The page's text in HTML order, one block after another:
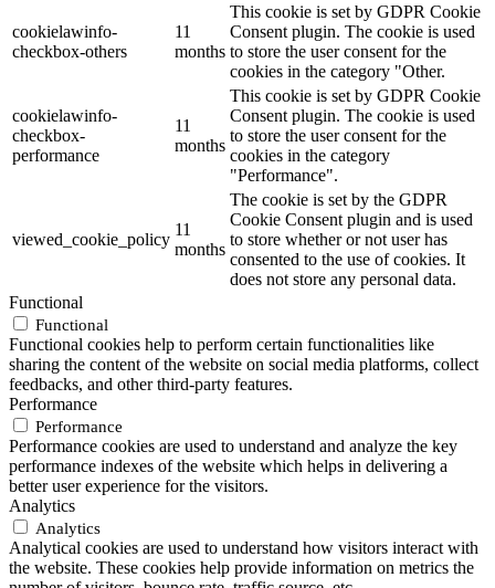
cookielawinfo-
checkbox-others
11
months
This cookie is set by GDPR Cookie
Consent plugin. The cookie is used
to store the user consent for the
cookies in the category "Other.
cookielawinfo-
checkbox-
performance
11
months
This cookie is set by GDPR Cookie
Consent plugin. The cookie is used
to store the user consent for the
cookies in the category
"Performance".
viewed_cookie_policy
11
months
The cookie is set by the GDPR
Cookie Consent plugin and is used
to store whether or not user has
consented to the use of cookies. It
does not store any personal data.
Functional
Functional
Functional cookies help to perform certain functionalities like
sharing the content of the website on social media platforms, collect
feedbacks, and other third-party features.
Performance
Performance
Performance cookies are used to understand and analyze the key
performance indexes of the website which helps in delivering a
better user experience for the visitors.
Analytics
Analytics
Analytical cookies are used to understand how visitors interact with
the website. These cookies help provide information on metrics the